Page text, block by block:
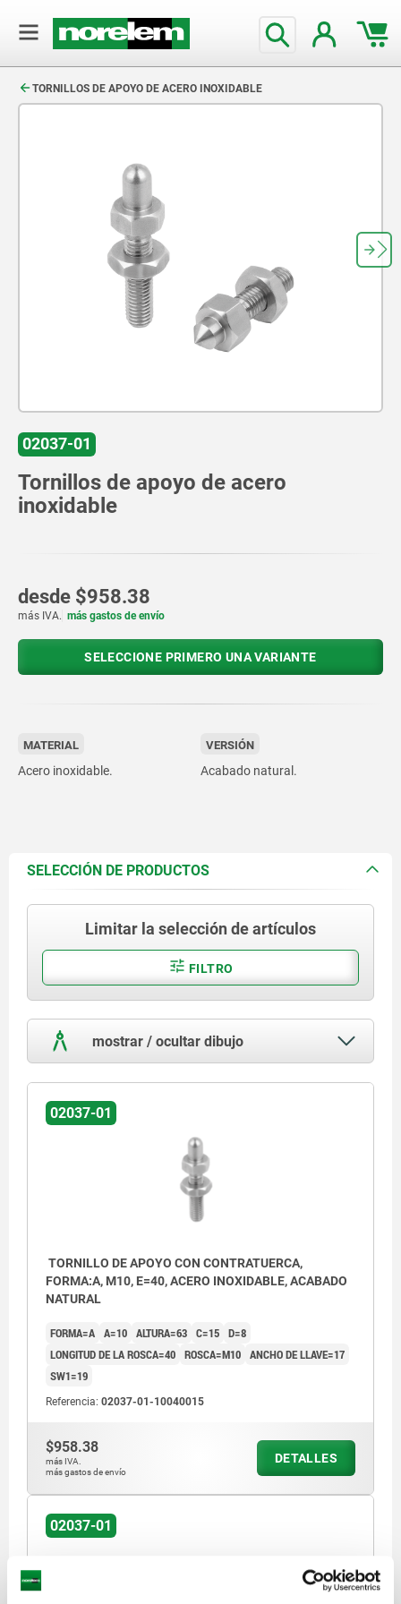
TORNILLOS DE APOYO DE ACERO INOXIDABLE
02037-01
Tornillos de apoyo de acero
inoxidable
desde $958.38
más IVA. más gastos de envío
SELECCIONE PRIMERO UNA VARIANTE
MATERIAL
Acero inoxidable.
VERSIÓN
Acabado natural.
SELECCIÓN DE PRODUCTOS
Limitar la selección de artículos
FILTRO
mostrar / ocultar dibujo
1) contratuerca
02037-01
TORNILLO DE APOYO CON CONTRATUERCA,
FORMA:A, M10, E=40, ACERO INOXIDABLE, ACABADO
NATURAL
FORMA=A A=10 ALTURA=63 C=15 D=8
LONGITUD DE LA ROSCA=40 ROSCA=M10 ANCHO DE LLAVE=17
SW1=19
Referencia: 02037-01-10040015
$958.38
más IVA.
más gastos de envío
DETALLES
02037-01